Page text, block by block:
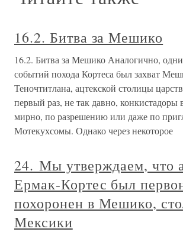
16.2. Битва за Мешико
16.2. Битва за Мешико Аналогично,
событий похода Кортеса был захват
Теночтитлана, ацтекской столицы
первый раз, не так давно, конкистадоры
мирно, по разрешению или даже по
Мотекухсомы. Однако через некоторое
24. Мы утверждаем, что
Ермак-Кортес был
похоронен в Мешико,
Мексики